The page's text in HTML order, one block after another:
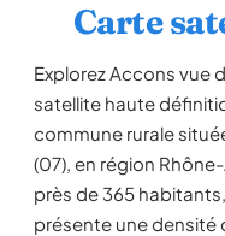
Carte
Explorez Accons vue
satellite haute
commune rurale
(07), en région
près de 365
présente une densité